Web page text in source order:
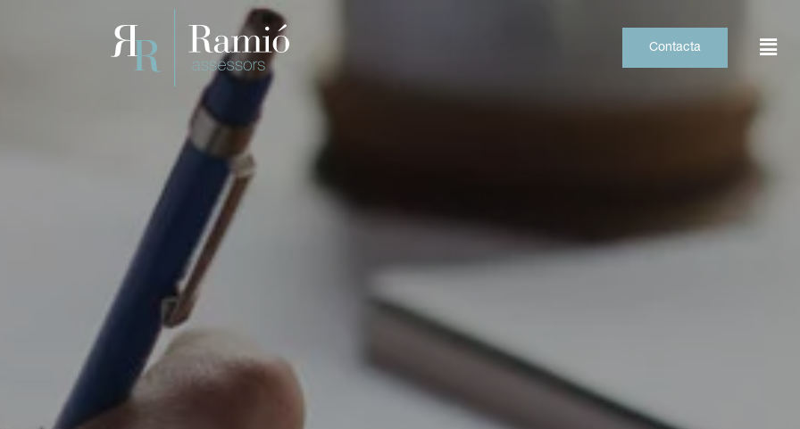
Contacta